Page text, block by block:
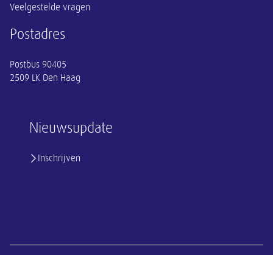
Nieuwsupdate
Inschrijven
Veelgestelde vragen
Postadres
Postbus 90405
2509 LK Den Haag